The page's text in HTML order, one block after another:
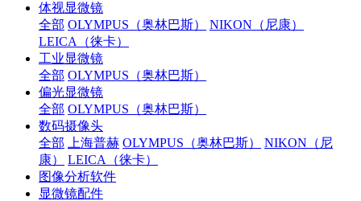
体视显微镜
全部 OLYMPUS（奥林巴斯）
NIKON（尼康）
LEICA（徕卡）
工业显微镜
全部 OLYMPUS（奥林巴斯）
偏光显微镜
全部 OLYMPUS（奥林巴斯）
数码摄像头
全部
上海普赫 OLYMPUS（奥林巴斯）
NIKON（尼
康）
LEICA（徕卡）
图像分析软件
显微镜配件